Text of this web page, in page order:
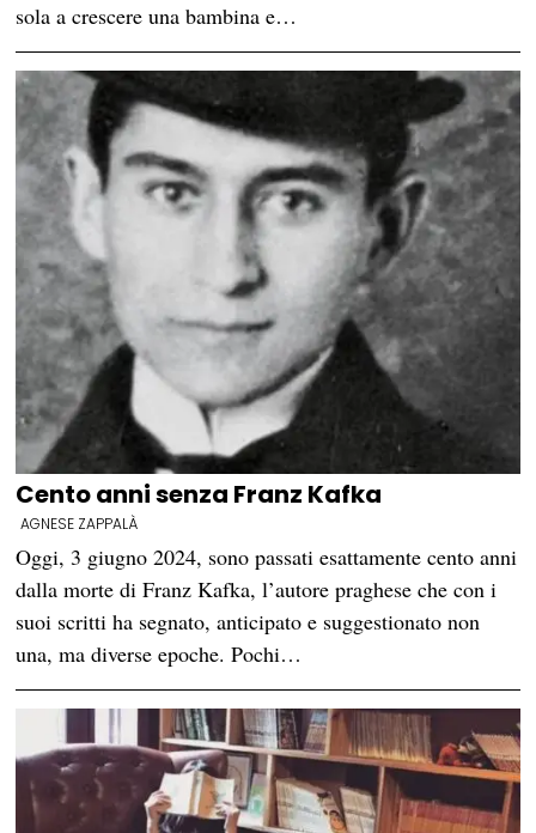
sola a crescere una bambina e…
Cento anni senza Franz Kafka
AGNESE ZAPPALÀ
Oggi, 3 giugno 2024, sono passati esattamente cento anni
dalla morte di Franz Kafka, l’autore praghese che con i
suoi scritti ha segnato, anticipato e suggestionato non
una, ma diverse epoche. Pochi…